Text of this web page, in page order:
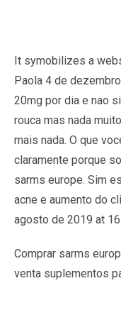
It symobilizes a
Paola 4 de
20mg por dia e nao
rouca mas nada
mais nada. O que
claramente porque
sarms europe. Sim
acne e aumento do
agosto de 2019 at
Comprar sarms
venta suplementos